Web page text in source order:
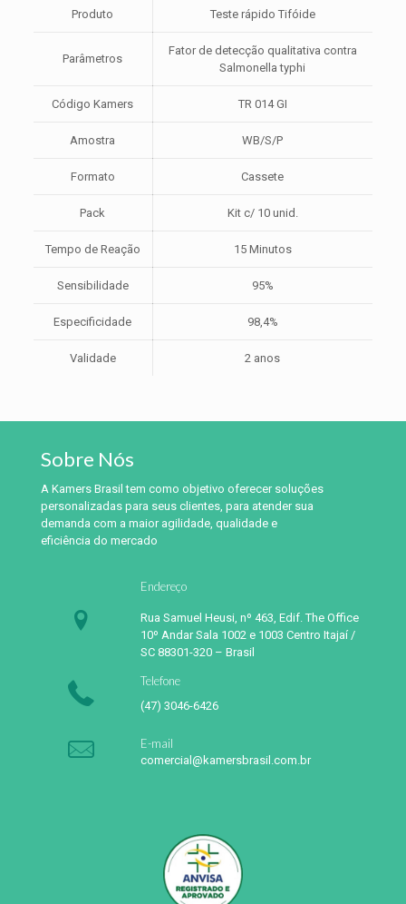
Produto Teste rápido Tifóide
Parâmetros
Fator de detecção qualitativa contra
Salmonella typhi
Código Kamers TR 014 GI
Amostra WB/S/P
Formato Cassete
Pack Kit c/ 10 unid.
Tempo de Reação 15 Minutos
Sensibilidade 95%
Especificidade 98,4%
Validade 2 anos
Sobre Nós
A Kamers Brasil tem como objetivo oferecer soluções
personalizadas para seus clientes, para atender sua
demanda com a maior agilidade, qualidade e
eficiência do mercado
Endereço
Rua Samuel Heusi, nº 463, Edif. The Office
10º Andar Sala 1002 e 1003 Centro Itajaí /
SC 88301-320 – Brasil
Telefone
(47) 3046-6426
E-mail
comercial@kamersbrasil.com.br